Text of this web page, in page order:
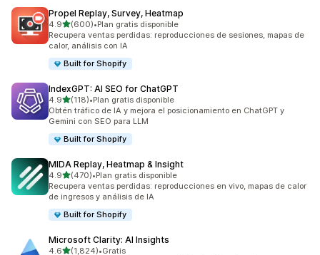
Propel Replay, Survey, Heatmap
4.9de 5 estrellas
(600)
600 reseñas en total
•Plan gratis disponible
Recupera ventas perdidas: reproducciones de sesiones, mapas de
calor, análisis con IA
Built for Shopify
IndexGPT: AI SEO for ChatGPT
4.9de 5 estrellas
(118)
118 reseñas en total
•Plan gratis disponible
Obtén tráfico de IA y mejora el posicionamiento en ChatGPT y
Gemini con SEO para LLM
Built for Shopify
MIDA Replay, Heatmap & Insight
4.9de 5 estrellas
(470)
470 reseñas en total
•Plan gratis disponible
Recupera ventas perdidas: reproducciones en vivo, mapas de calor
de ingresos y análisis de IA
Built for Shopify
Microsoft Clarity: AI Insights
4.6de 5 estrellas
(1,824)•Gratis